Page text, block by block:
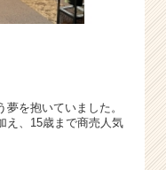
を抱いていました。
え、15歳まで商売人気